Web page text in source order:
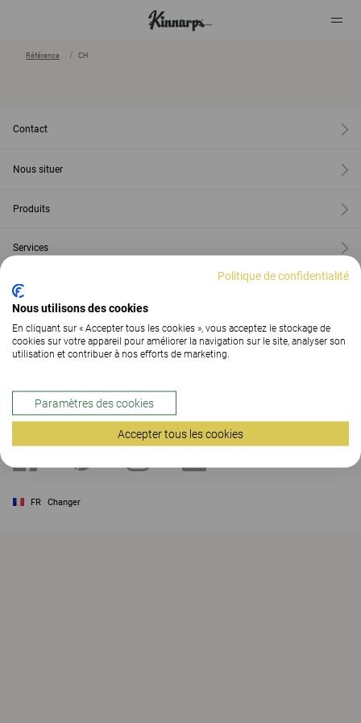
Référence CH
Contact
Nous situer
Produits
Services
Au sujet de Kinnarps
Inspiration
Ressources
FR Changer
Politique de confidentialité
Nous utilisons des cookies
En cliquant sur « Accepter tous les cookies », vous acceptez le stockage de
cookies sur votre appareil pour améliorer la navigation sur le site, analyser son
utilisation et contribuer à nos efforts de marketing.
Paramètres des cookies
Accepter tous les cookies